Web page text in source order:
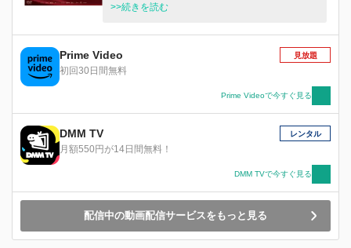
よ」。友人夫婦7人が集う夕食の場で、エヴァは
カ、反抗期の娘に悩むロッコとエヴァ、倦怠期を
迎えたレレとカーロッタ、恋人に今日のディナー
をキャンセルされたペペ。「何かやましいことが
ケットを探り、テーブルには7台のスマートフォ
ンが出揃った。メールが来たら全員の目の前で開
くこと、かかってきた電話にはスピーカーに切り
替えて話すことをルールに、究極の信頼度確認ゲ
ームが始まる――！
>>続きを読む
Prime Video
初回30日間無料
見放題
Prime Videoで今すぐ見る
DMM TV
月額550円が14日間無料！
レンタル
DMM TVで今すぐ見る
配信中の動画配信サービスをもっと見る